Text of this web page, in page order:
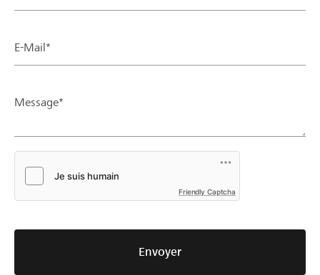
E-Mail*
Message*
Friendly Captcha
Envoyer